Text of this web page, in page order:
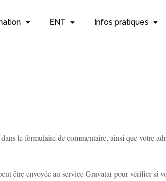
ENT Infos pratiques
le formulaire de commentaire, ainsi que votre
être envoyée au service Gravatar pour vérifier